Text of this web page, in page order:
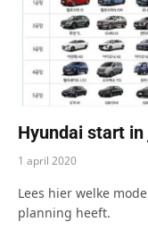
Hyundai start
1 april 2020
Lees hier welke
planning heeft.